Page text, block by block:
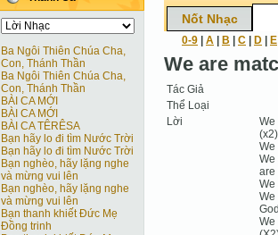
Ba Ngôi Thiên Chúa Cha,
Con, Thánh Thần
Ba Ngôi Thiên Chúa Cha,
Con, Thánh Thần
BÀI CA MỚI
BÀI CA MỚI
BÀI CA TÊRÊSA
Bạn hãy lo đi tìm Nước Trời
Bạn hãy lo đi tìm Nước Trời
Bạn nghèo, hãy lặng nghe
và mừng vui lên
Bạn nghèo, hãy lặng nghe
và mừng vui lên
Bạn thanh khiết Ðức Mẹ
Ðồng trinh
Nốt Nhạc
0-9 A B C D E
We are
Tác Giả
Thể Loại
Lời
We
We
are
We